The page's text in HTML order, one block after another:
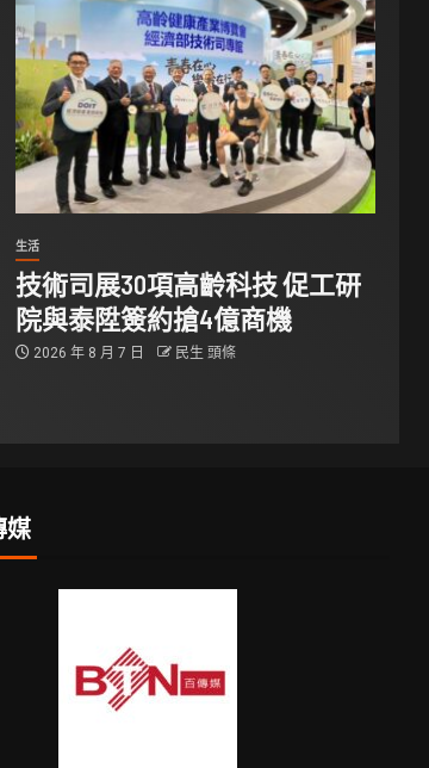
生活
技術司展30項高齡科技 促工研
院與泰陞簽約搶4億商機
2026 年 8 月 7 日 民生 頭條
媒